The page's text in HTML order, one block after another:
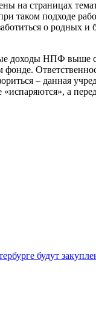
на страницах
таком подходе
о родных и
доходы НПФ выше
– данная
«испаряются», а
будут